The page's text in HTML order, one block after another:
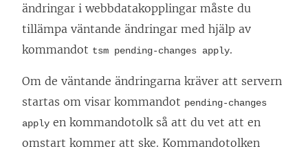
ändringar i webbdatakopplingar måste du
tillämpa väntande ändringar med hjälp av
kommandot tsm pending-changes apply.
Om de väntande ändringarna kräver att servern
startas om visar kommandot pending-changes
apply en kommandotolk så att du vet att en
omstart kommer att ske. Kommandotolken